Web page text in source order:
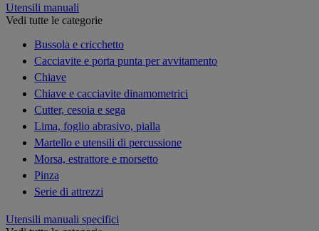
Utensili manuali
Vedi tutte le categorie
Bussola e cricchetto
Cacciavite e porta punta per avvitamento
Chiave
Chiave e cacciavite dinamometrici
Cutter, cesoia e sega
Lima, foglio abrasivo, pialla
Martello e utensili di percussione
Morsa, estrattore e morsetto
Pinza
Serie di attrezzi
Utensili manuali specifici